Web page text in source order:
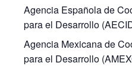
Agencia Española de
para el Desarrollo
Agencia Mexicana de
para el Desarrollo